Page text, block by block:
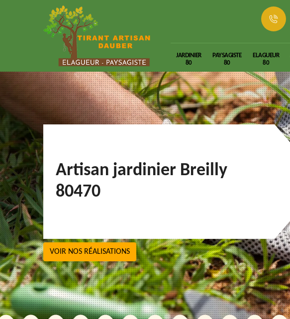
JARDINIER
80
PAYSAGISTE
80
ELAGUEUR
80
Artisan jardinier Breilly
80470
VOIR NOS RÉALISATIONS